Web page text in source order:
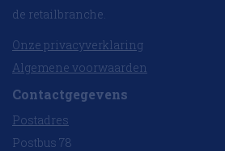
de retailbranche.
Onze privacyverklaring
Algemene voorwaarden
Contactgegevens
Postadres
Postbus 78